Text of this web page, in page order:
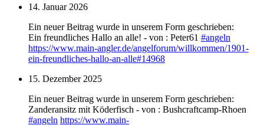
14. Januar 2026
Ein neuer Beitrag wurde in unserem Form geschrieben:
Ein freundliches Hallo an alle! - von : Peter61 #angeln
https://www.main-angler.de/angelforum/willkommen/1901-
ein-freundliches-hallo-an-alle#14968
15. Dezember 2025
Ein neuer Beitrag wurde in unserem Form geschrieben:
Zanderansitz mit Köderfisch - von : Bushcraftcamp-Rhoen
#angeln https://www.main-